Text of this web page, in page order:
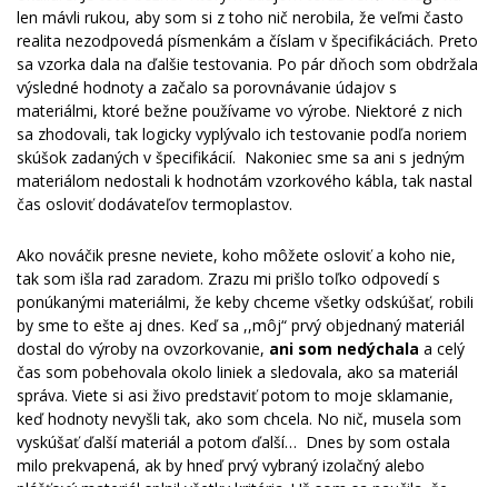
len mávli rukou, aby som si z toho nič nerobila, že veľmi často
realita nezodpovedá písmenkám a číslam v špecifikáciách. Preto
sa vzorka dala na ďalšie testovania. Po pár dňoch som obdržala
výsledné hodnoty a začalo sa porovnávanie údajov s
materiálmi, ktoré bežne používame vo výrobe. Niektoré z nich
sa zhodovali, tak logicky vyplývalo ich testovanie podľa noriem
skúšok zadaných v špecifikácií. Nakoniec sme sa ani s jedným
materiálom nedostali k hodnotám vzorkového kábla, tak nastal
čas osloviť dodávateľov termoplastov.
Ako nováčik presne neviete, koho môžete osloviť a koho nie,
tak som išla rad zaradom. Zrazu mi prišlo toľko odpovedí s
ponúkanými materiálmi, že keby chceme všetky odskúšať, robili
by sme to ešte aj dnes. Keď sa ,,môj“ prvý objednaný materiál
dostal do výroby na ovzorkovanie, ani som nedýchala a celý
čas som pobehovala okolo liniek a sledovala, ako sa materiál
správa. Viete si asi živo predstaviť potom to moje sklamanie,
keď hodnoty nevyšli tak, ako som chcela. No nič, musela som
vyskúšať ďalší materiál a potom ďalší… Dnes by som ostala
milo prekvapená, ak by hneď prvý vybraný izolačný alebo